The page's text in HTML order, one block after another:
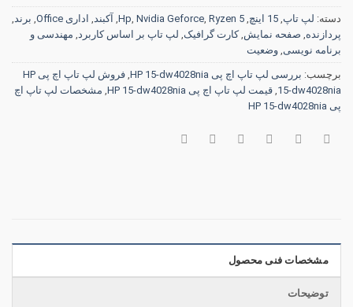
دسته: لپ تاپ 15 اینچ Hp Nvidia Geforce Ryzen 5 آکبند اداری Office برند
پردازنده صفحه نمایش ,کارت گرافیک لپ تاپ بر اساس کاربرد مهندسی و
برنامه نویسی وضعیت
برچسب: بررسی لپ تاپ اچ پی HP 15-dw4028nia
فروش لپ تاپ اچ پی HP
15-dw4028nia قیمت لپ تاپ اچ پی HP 15-dw4028nia
مشخصات لپ تاپ اچ
پی HP 15-dw4028nia
مشخصات فنی محصول
توضیحات